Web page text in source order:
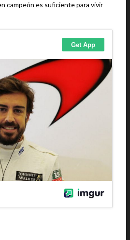
campeón es suficiente para vivir